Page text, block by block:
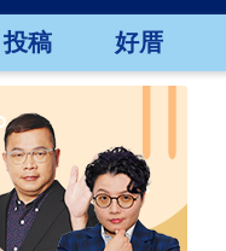
投稿 好厝